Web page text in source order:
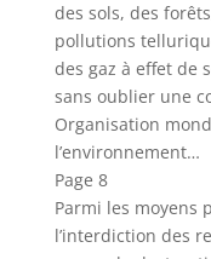
des sols, des
pollutions
des gaz à effet de
sans oublier une
Organisation
l’environnement…
Page 8
Parmi les moyens
l’interdiction des